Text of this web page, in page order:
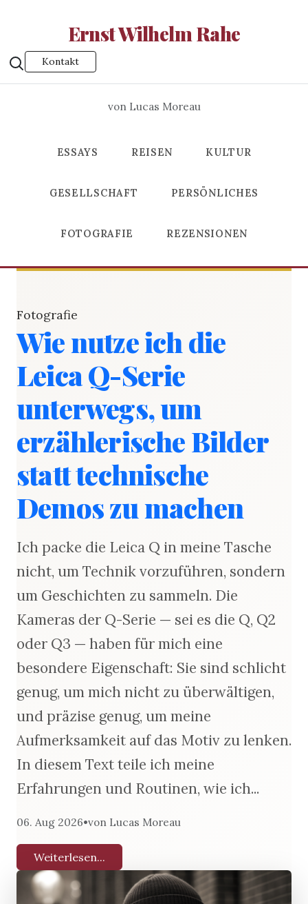
Ernst Wilhelm Rahe
Kontakt
von Lucas Moreau
ESSAYS REISEN KULTUR
GESELLSCHAFT PERSÖNLICHES
FOTOGRAFIE REZENSIONEN
Fotografie
Wie nutze ich die
Leica Q-Serie
unterwegs, um
erzählerische Bilder
statt technische
Demos zu machen
Ich packe die Leica Q in meine Tasche
nicht, um Technik vorzuführen, sondern
um Geschichten zu sammeln. Die
Kameras der Q-Serie — sei es die Q, Q2
oder Q3 — haben für mich eine
besondere Eigenschaft: Sie sind schlicht
genug, um mich nicht zu überwältigen,
und präzise genug, um meine
Aufmerksamkeit auf das Motiv zu lenken.
In diesem Text teile ich meine
Erfahrungen und Routinen, wie ich...
06. Aug 2026•von Lucas Moreau
Weiterlesen...